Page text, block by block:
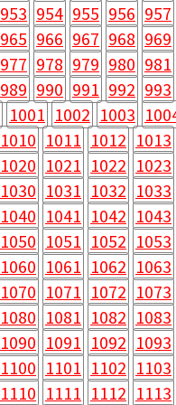
953 954 955 956 957
965 966 967 968 969
977 978 979 980 981
989 990 991 992 993
1001 1002 1003
1010 1011 1012 1013
1020 1021 1022 1023
1030 1031 1032 1033
1040 1041 1042 1043
1050 1051 1052 1053
1060 1061 1062 1063
1070 1071 1072 1073
1080 1081 1082 1083
1090 1091 1092 1093
1100 1101 1102 1103
1110 1111 1112 1113